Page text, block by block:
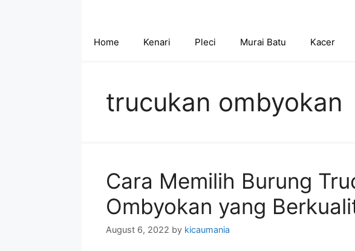
Home Kenari Pleci Murai Batu Kacer
trucukan ombyokan
Cara Memilih Burung
Ombyokan yang
August 6, 2022 by kicaumania